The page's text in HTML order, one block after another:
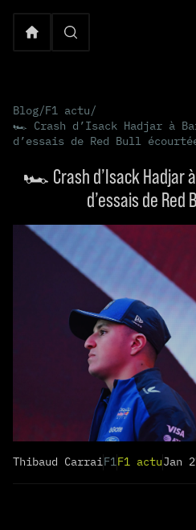
Blog/F1 actu/
🏎️ Crash d’Isack Hadjar à
d’essais de Red Bull
🏎️ Crash d’Isack Hadjar
d’essais de Red
Thibaud CarraiF1F1 actuJan